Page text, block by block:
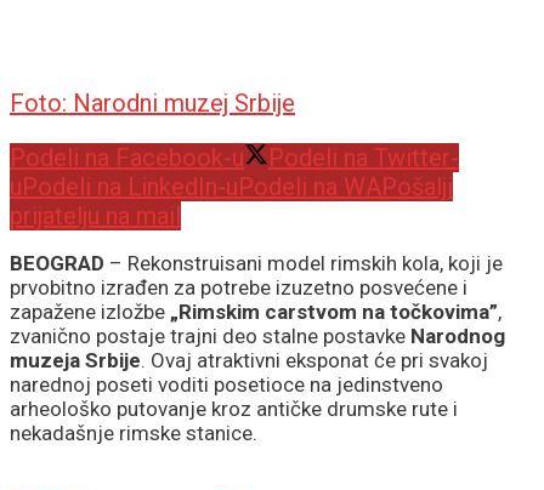
Foto: Narodni muzej Srbije
Podeli na Facebook-u
Podeli na Twitter-
u Podeli na LinkedIn-u Podeli na WAPošalji
prijatelju na mail
BEOGRAD – Rekonstruisani model rimskih kola, koji je
prvobitno izrađen za potrebe izuzetno posvećene i
zapažene izložbe „Rimskim carstvom na točkovima”,
zvanično postaje trajni deo stalne postavke Narodnog
muzeja Srbije. Ovaj atraktivni eksponat će pri svakoj
narednoj poseti voditi posetioce na jedinstveno
arheološko putovanje kroz antičke drumske rute i
nekadašnje rimske stanice.